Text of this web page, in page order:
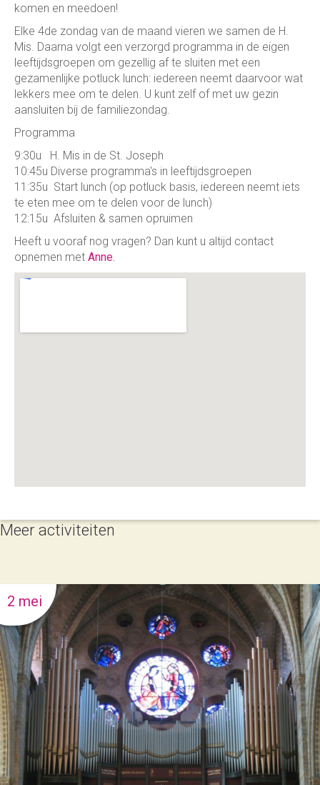
komen en meedoen!
Elke 4de zondag van de maand vieren we samen de H.
Mis. Daarna volgt een verzorgd programma in de eigen
leeftijdsgroepen om gezellig af te sluiten met een
gezamenlijke potluck lunch: iedereen neemt daarvoor wat
lekkers mee om te delen. U kunt zelf of met uw gezin
aansluiten bij de familiezondag.
Programma
9:30u H. Mis in de St. Joseph
10:45u Diverse programma's in leeftijdsgroepen
11:35u Start lunch (op potluck basis, iedereen neemt iets
te eten mee om te delen voor de lunch)
12:15u Afsluiten & samen opruimen
Heeft u vooraf nog vragen? Dan kunt u altijd contact
opnemen met Anne.
Meer activiteiten
2 mei